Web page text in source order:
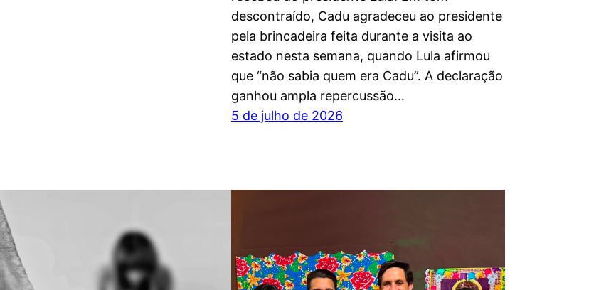
descontraído, Cadu agradeceu ao presidente
pela brincadeira feita durante a visita ao
estado nesta semana, quando Lula afirmou
que “não sabia quem era Cadu”. A declaração
ganhou ampla repercussão…
5 de julho de 2026